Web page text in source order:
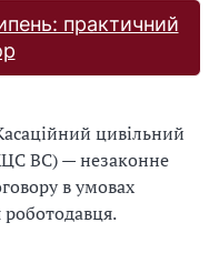
практичний
цивільний
ВС) — незаконне
в умовах
роботодавця.